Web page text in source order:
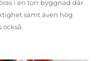
i en torr byggnad där
samt även hög